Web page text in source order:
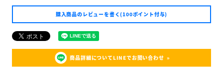
購入商品のレビューを書く(100ポイント付与)
商品詳細についてLINEでお問い合わせ